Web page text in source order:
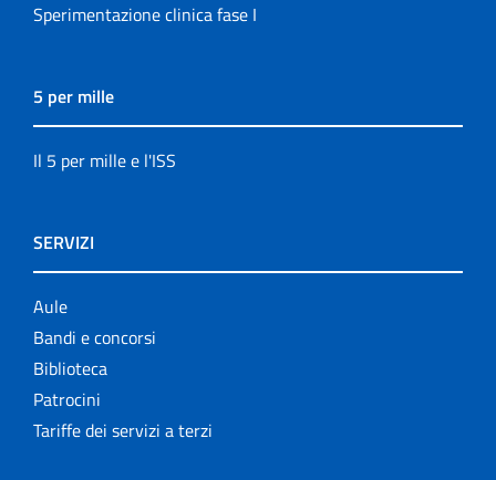
Sperimentazione clinica fase I
5 per mille
Il 5 per mille e l'ISS
SERVIZI
Aule
Bandi e concorsi
Biblioteca
Patrocini
Tariffe dei servizi a terzi